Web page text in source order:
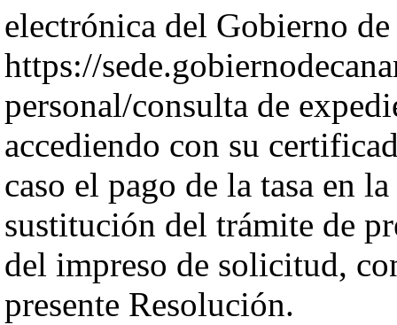
electrónica del Gobierno de
https://
personal/consulta de
accediendo con su
caso el pago de la tasa en
sustitución del trámite de
del impreso de solicitud,
presente Resolución.